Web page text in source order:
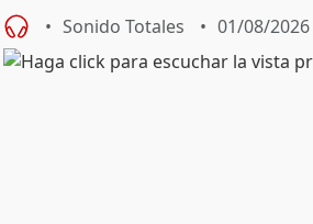
Sonido Totales 01/08/2026